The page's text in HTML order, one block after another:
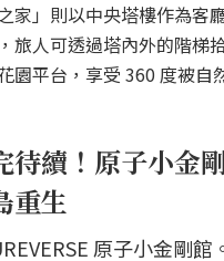
家」則以中央塔樓作為客
旅人可透過塔內外的階梯
園平台，享受 360 度被自
待續！原子小金
重生